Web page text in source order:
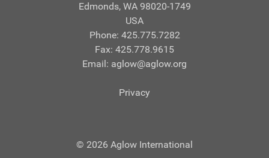
Edmonds, WA 98020-1749
USA
Phone: 425.775.7282
Fax: 425.778.9615
Email: aglow@aglow.org
Privacy
© 2026 Aglow International